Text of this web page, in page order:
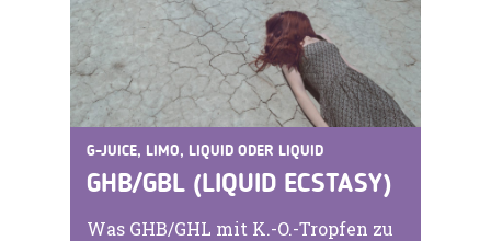
G-JUICE, LIMO, LIQUID ODER LIQUID
GHB/GBL (LIQUID ECSTASY)
Was GHB/GHL mit K.-O.-Tropfen zu